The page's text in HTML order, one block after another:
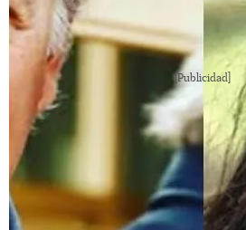
[Publicidad]